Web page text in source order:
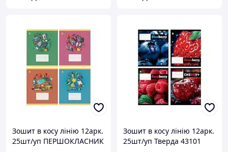
Зошит в косу лінію 12арк.
25шт/уп ПЕРШОКЛАСНИК
Зошит в косу лінію 12арк.
25шт/уп Тверда 43101